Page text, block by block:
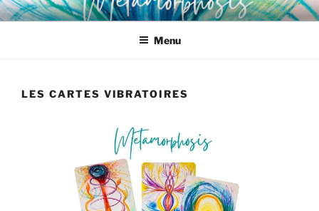
Aller
au
Menu
LES CARTES VIBRATOIRES